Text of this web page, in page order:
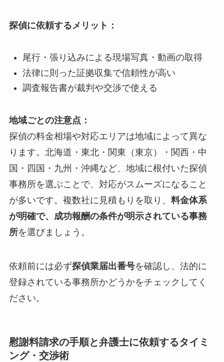
探偵に依頼するメリット：
尾行・張り込みによる現場写真・動画の取得
法律に則った証拠収集で信頼性が高い
調査報告書が裁判や交渉で使える
地域ごとの注意点：
探偵の料金相場や対応エリアは地域によって異な
ります。北海道・東北・関東（東京）・関西・中
国・四国・九州・沖縄など、地域に根付いた探偵
事務所を選ぶことで、対応がスムーズになること
が多いです。複数社に見積もりを取り、 料金体系
が明確で、成功報酬の条件が明示されている事務
所を選びましょう。
依頼前には必ず探偵業届出番号を確認し、法的に
登録されている事務所かどうかをチェックしてく
ださい。
慰謝料請求の手順と弁護士に依頼するタイミ
ング・交渉術